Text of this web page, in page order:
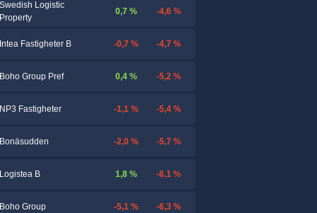
Swedish Logistic
Property
0,7 % -4,6 %
Intea Fastigheter B -0,7 % -4,7 %
Boho Group Pref 0,4 % -5,2 %
NP3 Fastigheter -1,1 % -5,4 %
Bonäsudden -2,0 % -5,7 %
Logistea B 1,8 % -6,1 %
Boho Group -5,1 % -6,3 %